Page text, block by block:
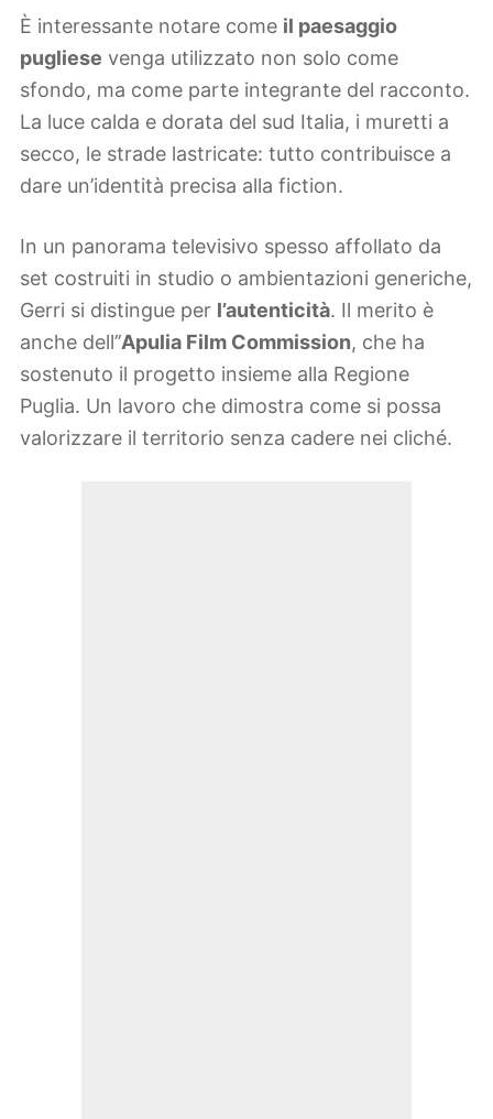
È interessante notare come il paesaggio
pugliese venga utilizzato non solo come
sfondo, ma come parte integrante del racconto.
La luce calda e dorata del sud Italia, i muretti a
secco, le strade lastricate: tutto contribuisce a
dare un’identità precisa alla fiction.
In un panorama televisivo spesso affollato da
set costruiti in studio o ambientazioni generiche,
Gerri si distingue per l’autenticità. Il merito è
anche dell’’Apulia Film Commission, che ha
sostenuto il progetto insieme alla Regione
Puglia. Un lavoro che dimostra come si possa
valorizzare il territorio senza cadere nei cliché.